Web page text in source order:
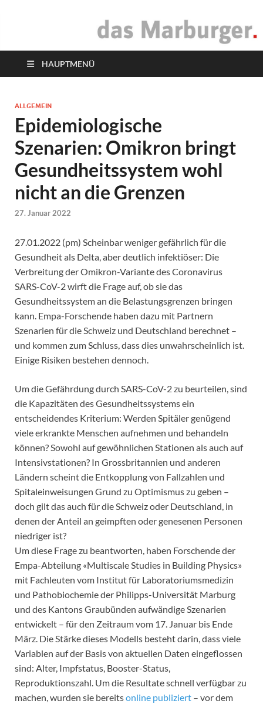
das Marburger.
HAUPTMENÜ
ALLGEMEIN
Epidemiologische
Szenarien: Omikron bringt
Gesundheitssystem wohl
nicht an die Grenzen
27. Januar 2022
27.01.2022 (pm) Scheinbar weniger gefährlich für die
Gesundheit als Delta, aber deutlich infektiöser: Die
Verbreitung der Omikron-Variante des Coronavirus
SARS-CoV-2 wirft die Frage auf, ob sie das
Gesundheitssystem an die Belastungsgrenzen bringen
kann. Empa-Forschende haben dazu mit Partnern
Szenarien für die Schweiz und Deutschland berechnet –
und kommen zum Schluss, dass dies unwahrscheinlich ist.
Einige Risiken bestehen dennoch.
Um die Gefährdung durch SARS-CoV-2 zu beurteilen, sind
die Kapazitäten des Gesundheitssystems ein
entscheidendes Kriterium: Werden Spitäler genügend
viele erkrankte Menschen aufnehmen und behandeln
können? Sowohl auf gewöhnlichen Stationen als auch auf
Intensivstationen? In Grossbritannien und anderen
Ländern scheint die Entkopplung von Fallzahlen und
Spitaleinweisungen Grund zu Optimismus zu geben –
doch gilt das auch für die Schweiz oder Deutschland, in
denen der Anteil an geimpften oder genesenen Personen
niedriger ist?
Um diese Frage zu beantworten, haben Forschende der
Empa-Abteilung «Multiscale Studies in Building Physics»
mit Fachleuten vom Institut für Laboratoriumsmedizin
und Pathobiochemie der Philipps-Universität Marburg
und des Kantons Graubünden aufwändige Szenarien
entwickelt – für den Zeitraum vom 17. Januar bis Ende
März. Die Stärke dieses Modells besteht darin, dass viele
Variablen auf der Basis von aktuellen Daten eingeflossen
sind: Alter, Impfstatus, Booster-Status,
Reproduktionszahl. Um die Resultate schnell verfügbar zu
machen, wurden sie bereitsonline publiziert – vor dem